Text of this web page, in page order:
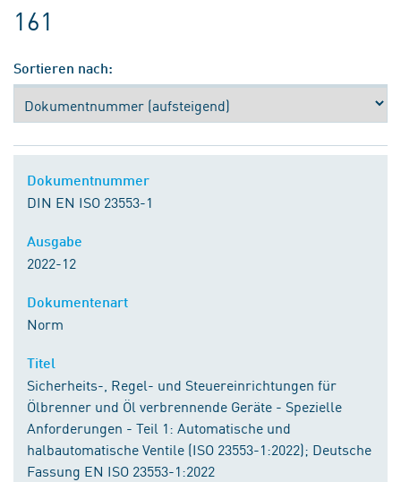
161
Sortieren nach:
DIN EN ISO 23553-1
2022-12
Norm
Sicherheits-, Regel- und Steuereinrichtungen für
Ölbrenner und Öl verbrennende Geräte - Spezielle
Anforderungen - Teil 1: Automatische und
halbautomatische Ventile (ISO 23553-1:2022); Deutsche
Fassung EN ISO 23553-1:2022